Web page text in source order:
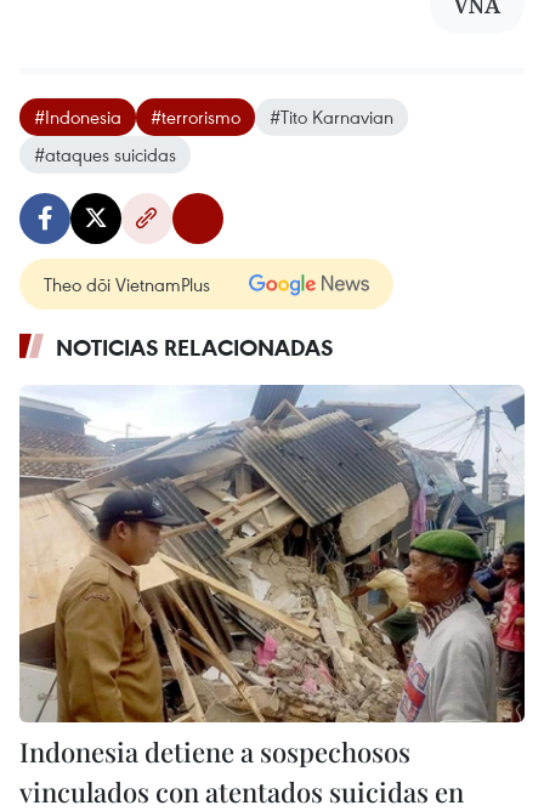
#Indonesia #terrorismo
#Tito Karnavian
#ataques suicidas
Theo dõi VietnamPlus
NOTICIAS RELACIONADAS
Indonesia detiene a sospechosos
vinculados con atentados suicidas en